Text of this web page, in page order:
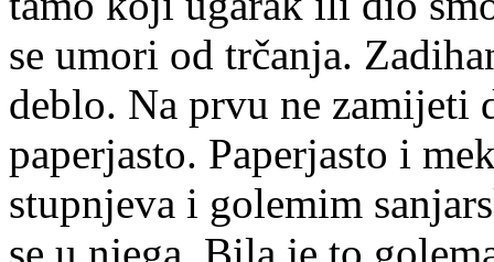
se umori od trčanja.
deblo. Na prvu ne zamijeti
paperjasto. Paperjasto i
stupnjeva i golemim